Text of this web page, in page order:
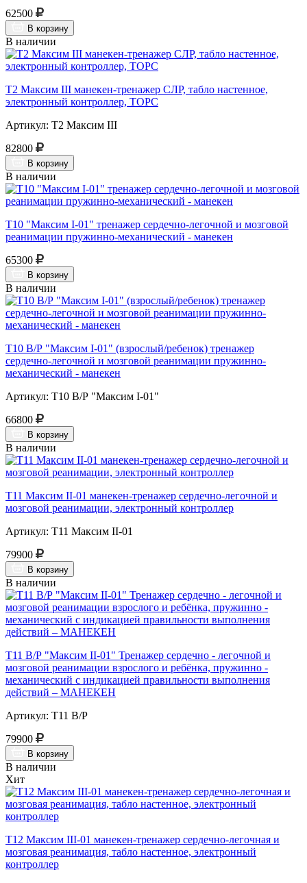
62500
В корзину
В наличии
Т2 Максим III манекен-тренажер СЛР, табло настенное,
электронный контроллер, ТОРС
Артикул: Т2 Максим III
82800
В корзину
В наличии
Т10 "Максим I-01" тренажер сердечно-легочной и мозговой
реанимации пружинно-механический - манекен
65300
В корзину
В наличии
Т10 В/Р "Максим I-01" (взрослый/ребенок) тренажер
сердечно-легочной и мозговой реанимации пружинно-
механический - манекен
Артикул: Т10 В/Р "Максим I-01"
66800
В корзину
В наличии
Т11 Максим II-01 манекен-тренажер сердечно-легочной и
мозговой реанимации, электронный контроллер
Артикул: Т11 Максим II-01
79900
В корзину
В наличии
Т11 В/Р "Максим II-01" Тренажер сердечно - легочной и
мозговой реанимации взрослого и ребёнка, пружинно -
механический с индикацией правильности выполнения
действий – МАНЕКЕН
Артикул: Т11 В/Р
79900
В корзину
В наличии
Хит
Т12 Максим III-01 манекен-тренажер сердечно-легочная и
мозговая реанимация, табло настенное, электронный
контроллер